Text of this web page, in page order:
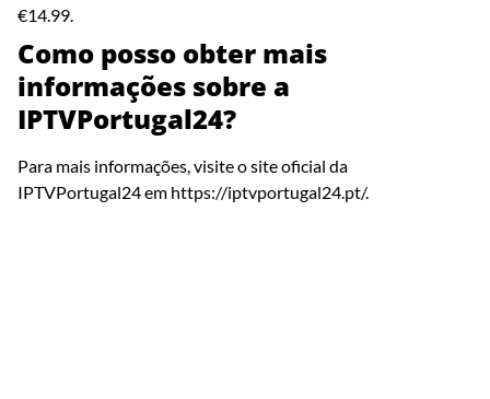
€14.99.
Como posso obter mais
informações sobre a
IPTVPortugal24?
Para mais informações, visite o site oficial da
IPTVPortugal24 em https://iptvportugal24.pt/.